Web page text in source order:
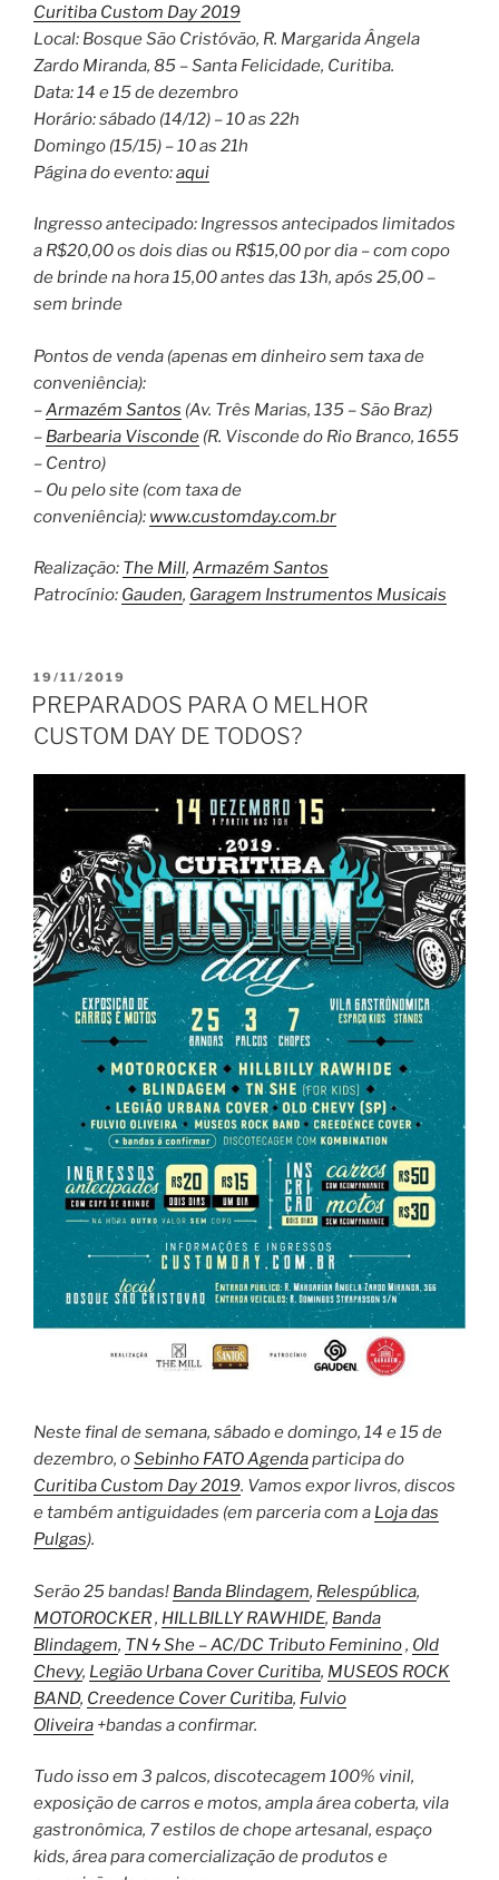
Curitiba Custom Day 2019
Local: Bosque São Cristóvão, R. Margarida Ângela
Zardo Miranda, 85 – Santa Felicidade, Curitiba.
Data: 14 e 15 de dezembro
Horário: sábado (14/12) – 10 as 22h
Domingo (15/15) – 10 as 21h
Página do evento:aqui
Ingresso antecipado: Ingressos antecipados limitados
a R$20,00 os dois dias ou R$15,00 por dia – com copo
de brinde na hora 15,00 antes das 13h, após 25,00 –
sem brinde
Pontos de venda (apenas em dinheiro sem taxa de
conveniência):
–Armazém Santos (Av. Três Marias, 135 – São Braz)
– Barbearia Visconde (R. Visconde do Rio Branco, 1655
– Centro)
– Ou pelo site (com taxa de
conveniência): www.customday.com.br
Realização: The Mill, Armazém Santos
Patrocínio: Gauden, Garagem Instrumentos Musicais
PUBLICADO
EM
19/11/2019
PREPARADOS PARA O MELHOR
CUSTOM DAY DE TODOS?
Neste final de semana, sábado e domingo, 14 e 15 de
dezembro, oSebinho FATO Agendaparticipa do
Curitiba Custom Day 2019. Vamos expor livros, discos
e também antiguidades (em parceria com a Loja das
Pulgas).
Serão 25 bandas! Banda Blindagem, Relespública,
MOTOROCKER, HILLBILLY RAWHIDE, Banda
Blindagem, TN ϟ She – AC/DC Tributo Feminino, Old
Chevy, Legião Urbana Cover Curitiba, MUSEOS ROCK
BAND, Creedence Cover Curitiba, Fulvio
Oliveira +bandas a confirmar.
Tudo isso em 3 palcos, discotecagem 100% vinil,
exposição de carros e motos, ampla área coberta, vila
gastronômica, 7 estilos de chope artesanal, espaço
kids, área para comercialização de produtos e